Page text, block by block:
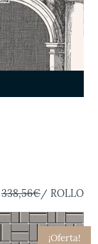
338,56€/ ROLLO
¡Oferta!